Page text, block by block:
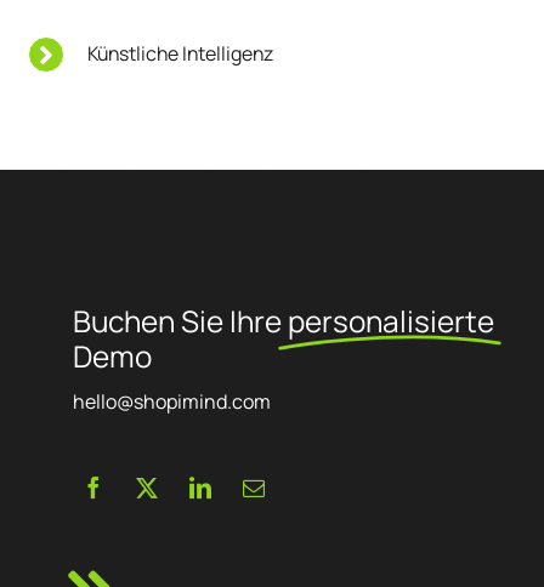
Künstliche Intelligenz
Buchen Sie Ihrepersonalisierte
Demo
hello@shopimind.com